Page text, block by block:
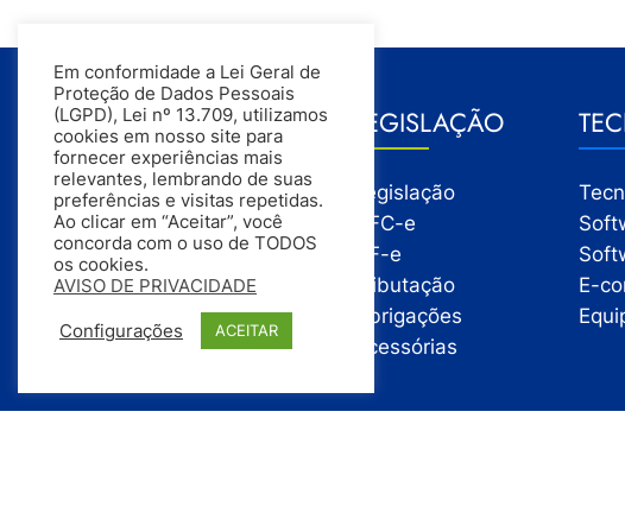
GESTÃO
Gestão
Gestão Financeira
Gestão de Pessoas
Compras
Estoque
Vendas
LEGISLAÇÃO
Legislação
NFC-e
NF-e
Tributação
Obrigações
Acessórias
E-
Em conformidade a Lei Geral de
Proteção de Dados Pessoais
(LGPD), Lei nº 13.709, utilizamos
cookies em nosso site para
fornecer experiências mais
relevantes, lembrando de suas
preferências e visitas repetidas.
Ao clicar em “Aceitar”, você
concorda com o uso de TODOS
os cookies.
AVISO DE PRIVACIDADE
Configurações ACEITAR